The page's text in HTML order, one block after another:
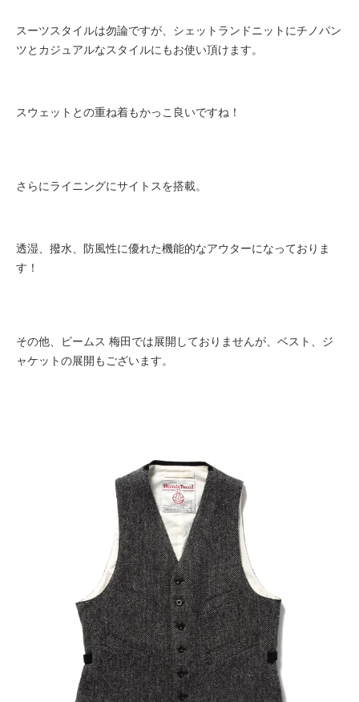
スーツスタイルは勿論ですが、シェットランドニットにチノパン
ツとカジュアルなスタイルにもお使い頂けます。
スウェットとの重ね着もかっこ良いですね！
さらにライニングにサイトスを搭載。
透湿、撥水、防風性に優れた機能的なアウターになっておりま
す！
その他、ビームス 梅田では展開しておりませんが、ベスト、ジ
ャケットの展開もございます。